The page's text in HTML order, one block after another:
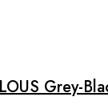
Grey-